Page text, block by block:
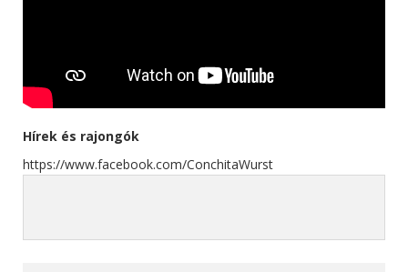
Hírek és rajongók
https://www.facebook.com/ConchitaWurst